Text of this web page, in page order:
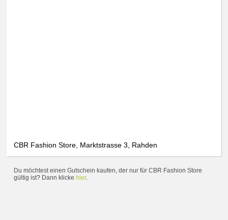
CBR Fashion Store, Marktstrasse 3, Rahden
Du möchtest einen Gutschein kaufen, der nur für CBR Fashion Store
gültig ist? Dann klicke hier.